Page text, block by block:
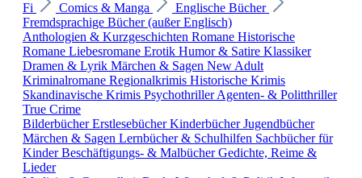
Fi
Comics & Manga
Englische Bücher
Fremdsprachige Bücher (außer Englisch)
Anthologien & Kurzgeschichten Romane Historische
Romane Liebesromane Erotik Humor & Satire Klassiker
Dramen & Lyrik Märchen & Sagen New Adult
Kriminalromane Regionalkrimis Historische Krimis
Skandinavische Krimis PsychothrillerAgenten- & Politthriller
True Crime
BilderbücherErstlesebücherKinderbücherJugendbücher
Märchen & Sagen Lernbücher & Schulhilfen Sachbücher für
KinderBeschäftigungs- & MalbücherGedichte, Reime &
Lieder